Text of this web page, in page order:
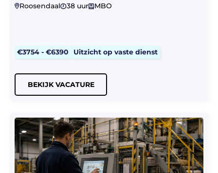
Roosendaal 38 uur MBO
€3754 - €6390 Uitzicht op vaste dienst
BEKIJK VACATURE